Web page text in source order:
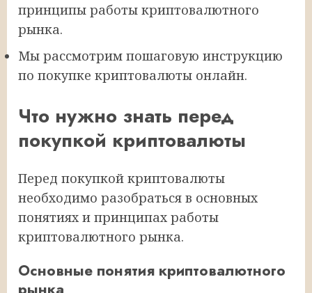
принципы работы криптовалютного
рынка.
Мы рассмотрим пошаговую инструкцию
по покупке криптовалюты онлайн.
Что нужно знать перед
покупкой криптовалюты
Перед покупкой криптовалюты
необходимо разобраться в основных
понятиях и принципах работы
криптовалютного рынка.
Основные понятия криптовалютного